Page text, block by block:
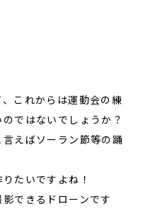
これからは運動会の練
ではないでしょうか？
えばソーラン節等の踊
たいですよね！
できるドローンです